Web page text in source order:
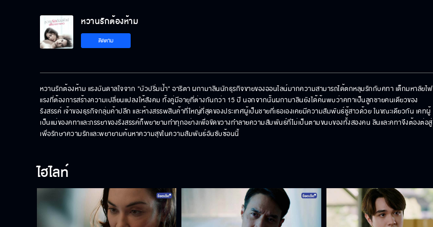
หวานรักต้องห้าม
ติดตาม
หวานรักต้องห้าม แรงบันดาลใจจาก "บัวปริ่มน้ำ" อาริตา ผกามาลินนักธุรกิจขายของออนไลน์มากความสามารถได้ตกหลุมรักกับคทา เด็กมหาลัยไฟ
แรงที่ต้องการสร้างความเปลี่ยนแปลงให้สังคม ทั้งคู่มีอายุที่ต่างกันกว่า 15 ปี นอกจากนั้นผกามาลินยังได้ค้นพบว่าคทาเป็นลูกชายคนเดียวของ
รังสรรค์ เจ้าของธุรกิจกลุ่มค้าปลีก และห้างสรรพสินค้าที่ใหญ่ที่สุดของประเทศผู้เป็นชายที่เธอเองเคยมีความสัมพันธ์ชู้สาวด้วย ในขณะเดียวกัน เคทผู้
เป็นแม่ของคทาและภรรยาของรังสรรค์ก็พยายามทำทุกอย่างเพื่อขัดขวางทำลายความสัมพันธ์ที่ไม่เป็นตามขนบของทั้งสองคน ลินและคทาจึงต้องต่อสู่
เพื่อรักษาความรักและพยายามค้นหาความสุขในความสัมพันธ์อันซับซ้อนนี้
ไฮไลท์